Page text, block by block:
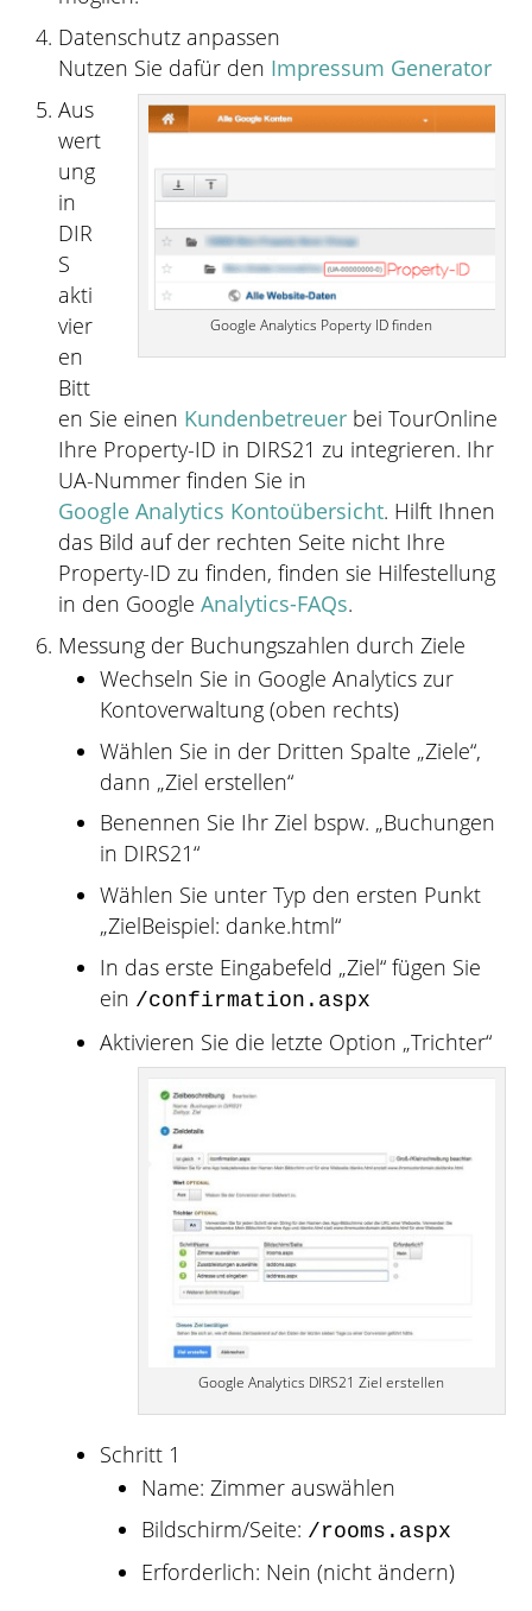
Datenschutz anpassen
Nutzen Sie dafür den Impressum Generator
Google Analytics Poperty ID finden
Aus
wert
ung
in
DIR
S
akti
vier
en
Bitt
en Sie einen Kundenbetreuerbei TourOnline
Ihre Property-ID in DIRS21 zu integrieren. Ihr
UA-Nummer finden Sie in
Google Analytics Kontoübersicht. Hilft Ihnen
das Bild auf der rechten Seite nicht Ihre
Property-ID zu finden, finden sie Hilfestellung
in den Google Analytics-FAQs.
Messung der Buchungszahlen durch Ziele
Wechseln Sie in Google Analytics zur
Kontoverwaltung (oben rechts)
Wählen Sie in der Dritten Spalte „Ziele“,
dann „Ziel erstellen“
Benennen Sie Ihr Ziel bspw. „Buchungen
in DIRS21“
Wählen Sie unter Typ den ersten Punkt
„ZielBeispiel: danke.html“
In das erste Eingabefeld „Ziel“ fügen Sie
ein /confirmation.aspx
Aktivieren Sie die letzte Option „Trichter“
Google Analytics DIRS21 Ziel erstellen
Schritt 1
Name: Zimmer auswählen
Bildschirm/Seite: /rooms.aspx
Erforderlich: Nein (nicht ändern)